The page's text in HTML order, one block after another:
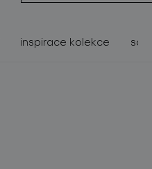
inspirace kolekce